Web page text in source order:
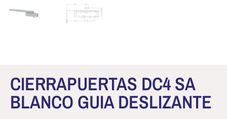
CIERRAPUERTAS DC4 SA
BLANCO GUIA DESLIZANTE